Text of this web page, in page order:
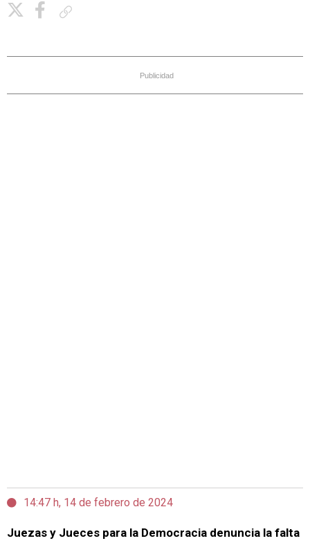
Publicidad
14:47 h, 14 de febrero de 2024
Juezas y Jueces para la Democracia denuncia la falta